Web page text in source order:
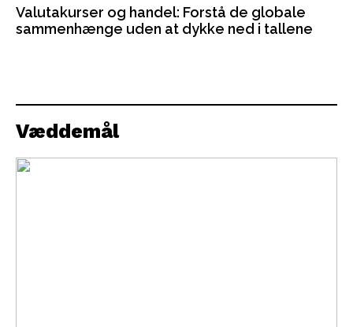
Valutakurser og handel: Forstå de globale
sammenhænge uden at dykke ned i tallene
Væddemål